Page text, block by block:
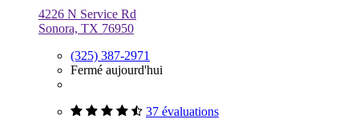
4226 N Service Rd
Sonora, TX 76950
(325) 387-2971
Fermé aujourd'hui
37 évaluations